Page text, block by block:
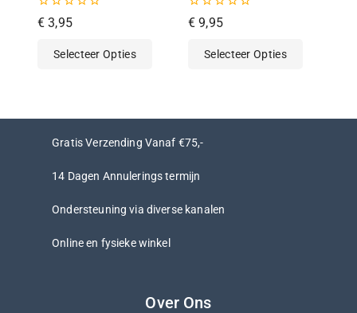
0
van
€ 3,95
Selecteer Opties
0
van
€ 9,95
Selecteer Opties
Gratis Verzending Vanaf €75,-
14 Dagen Annulerings termijn
Ondersteuning via diverse kanalen
Online en fysieke winkel
Over Ons